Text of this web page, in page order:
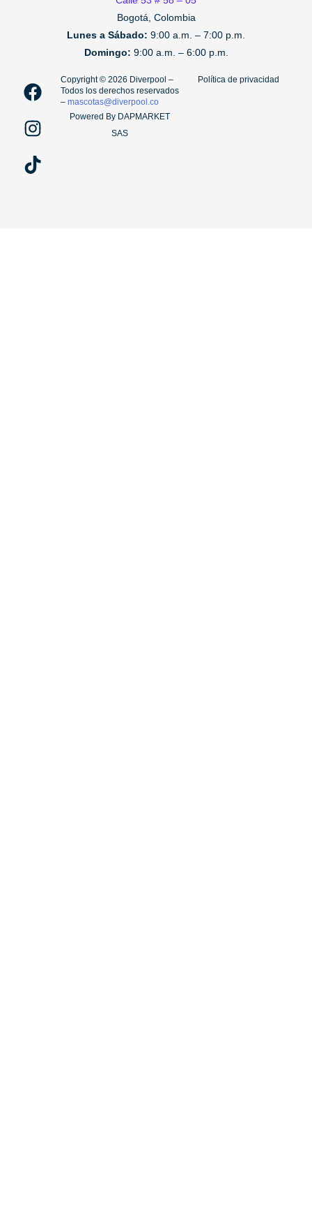
Bogotá, Colombia
Lunes a Sábado: 9:00 a.m. – 7:00 p.m.
Domingo: 9:00 a.m. – 6:00 p.m.
F
a
c
e
b
o
I
n
s
t
a
g
T
i
k
t
o
k
Copyright ©️ 2026 Diverpool –
Todos los derechos reservados
–mascotas@diverpool.co
Powered By DAPMARKET
SAS
Política de privacidad